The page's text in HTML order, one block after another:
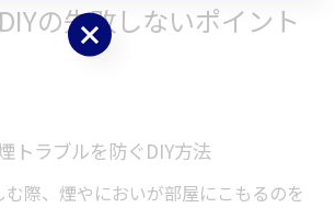
の失敗しないポイント
トラブルを防ぐDIY方法
際、煙やにおいが部屋にこもるのを
お問い合わせはこちら